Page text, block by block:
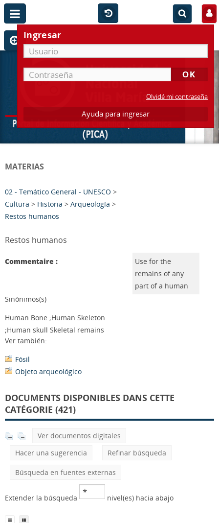
Ingresar
Olvidé mi contraseña
Ayuda para ingresar
MATERIAS
02 - Temático General - UNESCO >
Cultura > Historia > Arqueología >
Restos humanos
Restos humanos
Commentaire :
Use for the
remains of any
part of a human
Sinónimos(s)
Human Bone ;Human Skeleton
;Human skull Skeletal remains
Ver también:
Fósil
Objeto arqueológico
DOCUMENTS DISPONIBLES DANS CETTE
CATÉGORIE (421)
Ver documentos digitales
Hacer una sugerencia
Refinar búsqueda
Búsqueda en fuentes externas
Extender la búsqueda nivel(es) hacia abajo